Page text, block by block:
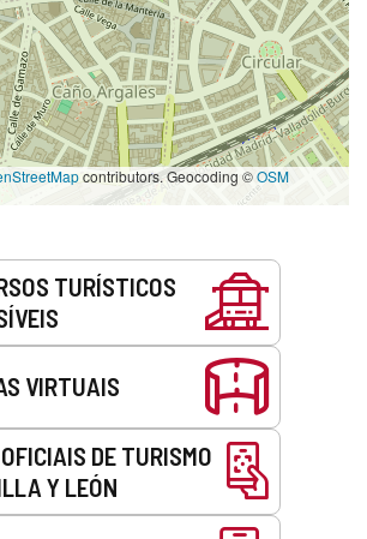
contributors. Geocoding ©OSM
TURÍSTICOS
VIRTUAIS
DE TURISMO
Y LEÓN